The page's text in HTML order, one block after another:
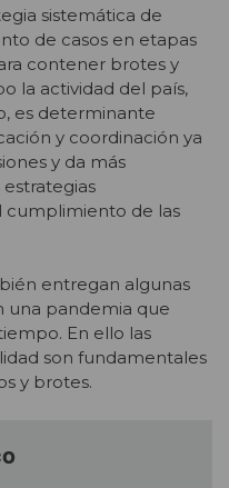
sistemática de
de casos en etapas
contener brotes y
la actividad del país,
es determinante
y coordinación ya
y da más
cumplimiento de las
entregan algunas
una pandemia que
En ello las
son fundamentales
y brotes.